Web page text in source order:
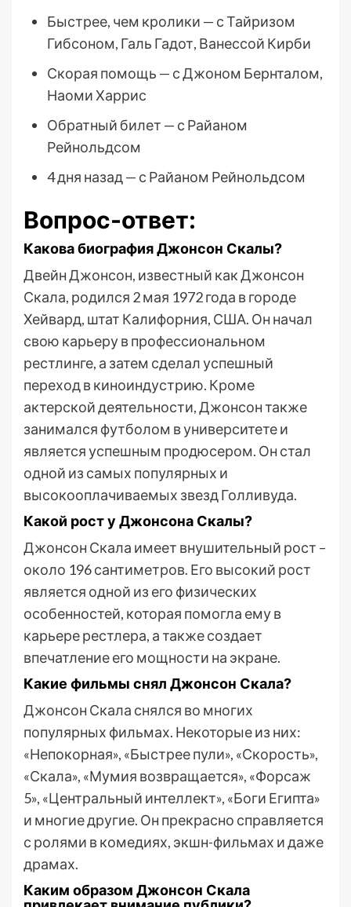
Быстрее, чем кролики — с Тайризом
Гибсоном, Галь Гадот, Ванессой Кирби
Скорая помощь — с Джоном Бернталом,
Наоми Харрис
Обратный билет — с Райаном
Рейнольдсом
4 дня назад — с Райаном Рейнольдсом
Вопрос-ответ:
Какова биография Джонсон Скалы?
Двейн Джонсон, известный как Джонсон
Скала, родился 2 мая 1972 года в городе
Хейвард, штат Калифорния, США. Он начал
свою карьеру в профессиональном
рестлинге, а затем сделал успешный
переход в киноиндустрию. Кроме
актерской деятельности, Джонсон также
занимался футболом в университете и
является успешным продюсером. Он стал
одной из самых популярных и
высокооплачиваемых звезд Голливуда.
Какой рост у Джонсона Скалы?
Джонсон Скала имеет внушительный рост –
около 196 сантиметров. Его высокий рост
является одной из его физических
особенностей, которая помогла ему в
карьере рестлера, а также создает
впечатление его мощности на экране.
Какие фильмы снял Джонсон Скала?
Джонсон Скала снялся во многих
популярных фильмах. Некоторые из них:
«Непокорная», «Быстрее пули», «Скорость»,
«Скала», «Мумия возвращается», «Форсаж
5», «Центральный интеллект», «Боги Египта»
и многие другие. Он прекрасно справляется
с ролями в комедиях, экшн-фильмах и даже
драмах.
Каким образом Джонсон Скала